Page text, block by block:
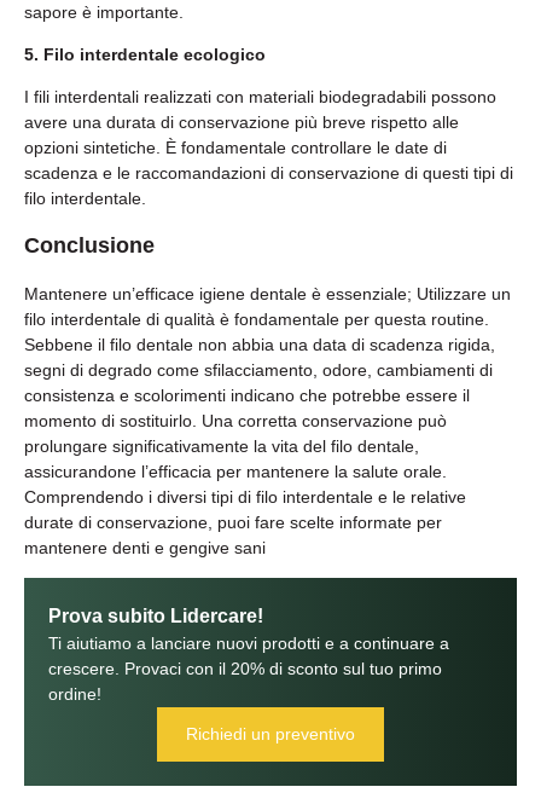
sapore è importante.
5. Filo interdentale ecologico
I fili interdentali realizzati con materiali biodegradabili possono
avere una durata di conservazione più breve rispetto alle
opzioni sintetiche. È fondamentale controllare le date di
scadenza e le raccomandazioni di conservazione di questi tipi di
filo interdentale.
Conclusione
Mantenere un’efficace igiene dentale è essenziale; Utilizzare un
filo interdentale di qualità è fondamentale per questa routine.
Sebbene il filo dentale non abbia una data di scadenza rigida,
segni di degrado come sfilacciamento, odore, cambiamenti di
consistenza e scolorimenti indicano che potrebbe essere il
momento di sostituirlo. Una corretta conservazione può
prolungare significativamente la vita del filo dentale,
assicurandone l’efficacia per mantenere la salute orale.
Comprendendo i diversi tipi di filo interdentale e le relative
durate di conservazione, puoi fare scelte informate per
mantenere denti e gengive sani
Prova subito Lidercare!
Ti aiutiamo a lanciare nuovi prodotti e a continuare a
crescere. Provaci con il 20% di sconto sul tuo primo
ordine!
Richiedi un preventivo